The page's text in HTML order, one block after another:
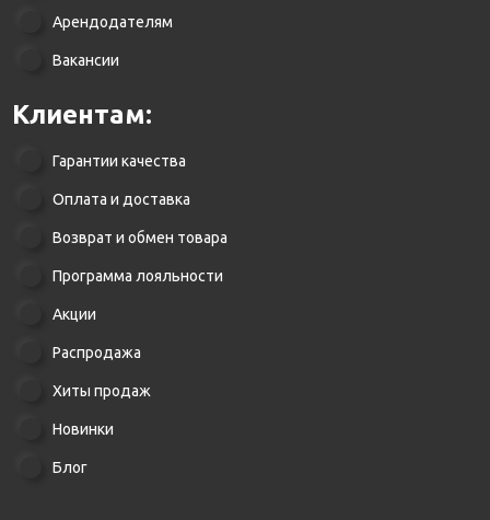
Арендодателям
Вакансии
Клиентам:
Гарантии качества
Оплата и доставка
Возврат и обмен товара
Программа лояльности
Акции
Распродажа
Хиты продаж
Новинки
Блог